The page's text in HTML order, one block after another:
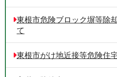
東根市危険ブロック塀等除
て
東根市がけ地近接等危険住